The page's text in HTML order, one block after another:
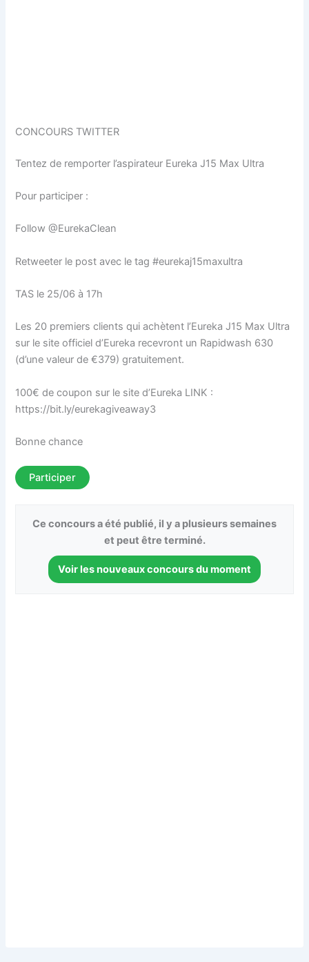
CONCOURS TWITTER
Tentez de remporter l’aspirateur Eureka J15 Max Ultra
Pour participer :
Follow @EurekaClean
Retweeter le post avec le tag #eurekaj15maxultra
TAS le 25/06 à 17h
Les 20 premiers clients qui achètent l’Eureka J15 Max Ultra
sur le site officiel d’Eureka recevront un Rapidwash 630
(d’une valeur de €379) gratuitement.
100€ de coupon sur le site d’Eureka LINK :
https://bit.ly/eurekagiveaway3
Bonne chance
Participer
Ce concours a été publié, il y a plusieurs semaines
et peut être terminé.
Voir les nouveaux concours du moment